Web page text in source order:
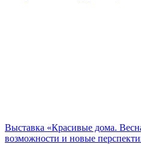
Выставка «Красивые дома.
возможности и новые